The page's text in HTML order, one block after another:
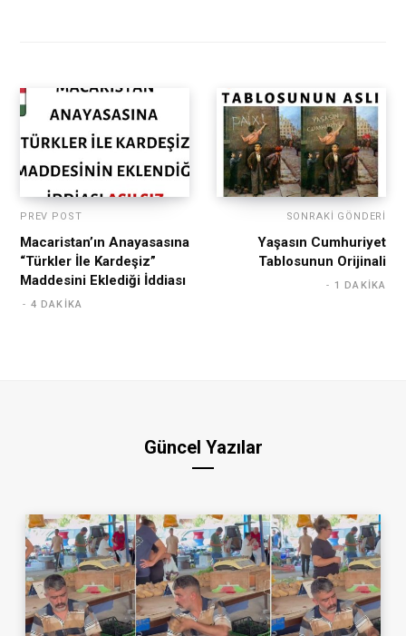
PREV POST
Macaristan’ın Anayasasına
“Türkler İle Kardeşiz”
Maddesini Eklediği İddiası
4 DAKIKA
SONRAKI GÖNDERI
Yaşasın Cumhuriyet
Tablosunun Orijinali
1 DAKIKA
Güncel Yazılar